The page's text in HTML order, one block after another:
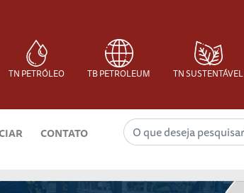
TN PETRÓLEO TB PETROLEUM TN SUSTENTÁVEL
CONTATO